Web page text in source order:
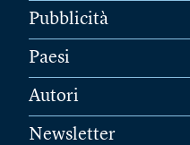
Pubblicità
Paesi
Autori
Newsletter